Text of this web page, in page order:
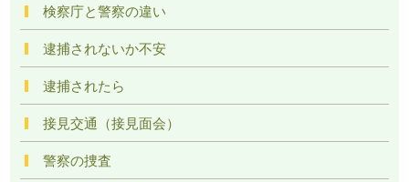
検察庁と警察の違い
逮捕されないか不安
逮捕されたら
接見交通（接見面会）
警察の捜査